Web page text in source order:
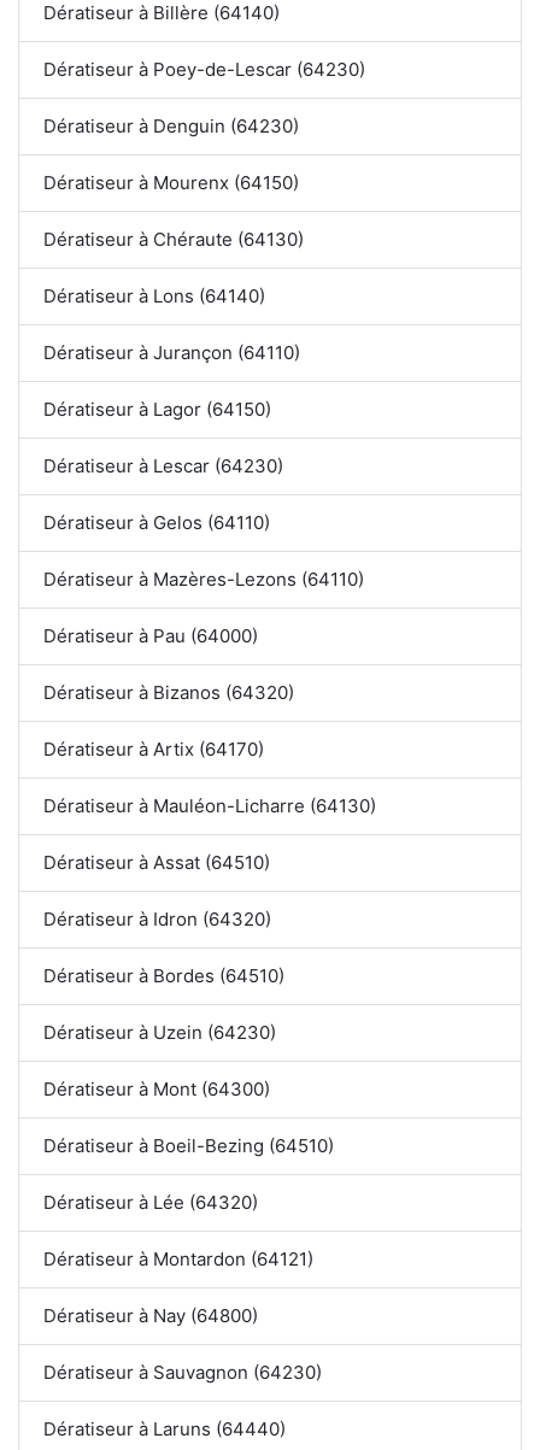
Dératiseur à Billère (64140)
Dératiseur à Poey-de-Lescar (64230)
Dératiseur à Denguin (64230)
Dératiseur à Mourenx (64150)
Dératiseur à Chéraute (64130)
Dératiseur à Lons (64140)
Dératiseur à Jurançon (64110)
Dératiseur à Lagor (64150)
Dératiseur à Lescar (64230)
Dératiseur à Gelos (64110)
Dératiseur à Mazères-Lezons (64110)
Dératiseur à Pau (64000)
Dératiseur à Bizanos (64320)
Dératiseur à Artix (64170)
Dératiseur à Mauléon-Licharre (64130)
Dératiseur à Assat (64510)
Dératiseur à Idron (64320)
Dératiseur à Bordes (64510)
Dératiseur à Uzein (64230)
Dératiseur à Mont (64300)
Dératiseur à Boeil-Bezing (64510)
Dératiseur à Lée (64320)
Dératiseur à Montardon (64121)
Dératiseur à Nay (64800)
Dératiseur à Sauvagnon (64230)
Dératiseur à Laruns (64440)